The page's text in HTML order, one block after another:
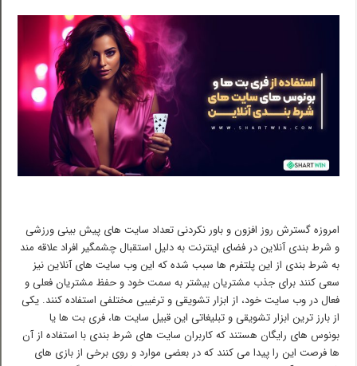
امروزه گسترش روز افزون و باور نکردنی تعداد سایت های پیش بینی ورزشی
و شرط بندی آنلاین در فضای اینترنت به دلیل استقبال چشمگیر افراد علاقه مند
به شرط بندی از این پلتفرم ها سبب شده که این وب سایت های آنلاین نیز
سعی کنند برای جذب مشتریان بیشتر به سمت خود و حفظ مشتریان فعلی و
فعال در وب سایت خود، از ابزار تشویقی و ترغیبی مختلفی استفاده کنند. یکی
از بارز ترین ابزار تشویقی و تبلیغاتی این قبیل سایت ها، فری بت ها یا
بونوس های رایگان هستند که کاربران سایت های شرط بندی با استفاده از آن
ها فرصت این را پیدا می کنند که در بعضی موارد و روی برخی از بازی های